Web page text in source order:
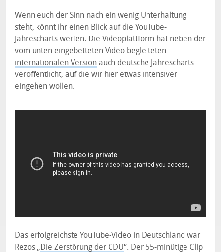
Wenn euch der Sinn nach ein wenig Unterhaltung
steht, könnt ihr einen Blick auf die YouTube-
Jahrescharts werfen. Die Videoplattform hat neben der
vom unten eingebetteten Video begleiteten
internationalen Version auch deutsche Jahrescharts
veröffentlicht, auf die wir hier etwas intensiver
eingehen wollen.
Das erfolgreichste YouTube-Video in Deutschland war
Rezos „Die Zerstörung der CDU“. Der 55-minütige Clip